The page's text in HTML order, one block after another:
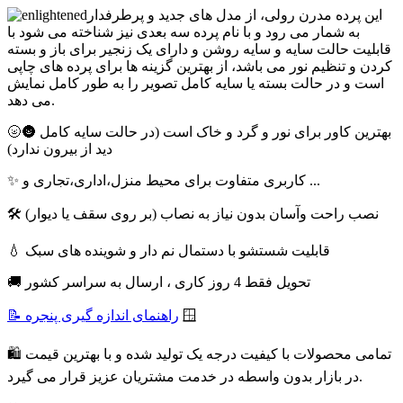
این پرده مدرن رولی، از مدل های جدید و پرطرفدار
به شمار می رود و با نام پرده سه بعدی نیز شناخته می شود با
قابلیت حالت سایه و سایه روشن و دارای یک زنجیر برای باز و بسته
کردن و تنظیم نور می باشد، از بهترین گزینه ها برای پرده های چاپی
است و در حالت بسته یا سایه کامل تصویر را به طور کامل نمایش
می دهد.
🌝🌚 بهترین کاور برای نور و گرد و خاک است (در حالت سایه کامل
دید از بیرون ندارد)
✨ کاربری متفاوت برای محیط منزل،اداری،تجاری و ...
🛠 نصب راحت وآسان بدون نیاز به نصاب (بر روی سقف یا دیوار)
💧 قابلیت شستشو با دستمال نم دار و شوینده های سبک
🚚 تحویل فقط 4 روز کاری ، ارسال به سراسر کشور
📝 راهنمای اندازه گیری پنجره 🪟
🛍 تمامی محصولات با کیفیت درجه یک تولید شده و با بهترین قیمت
در بازار بدون واسطه در خدمت مشتریان عزیز قرار می گیرد.